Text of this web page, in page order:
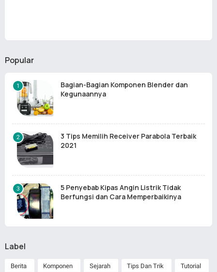
Popular
Bagian-Bagian Komponen Blender dan
Kegunaannya
3 Tips Memilih Receiver Parabola Terbaik
2021
5 Penyebab Kipas Angin Listrik Tidak
Berfungsi dan Cara Memperbaikinya
Label
Berita Komponen Sejarah Tips Dan Trik Tutorial